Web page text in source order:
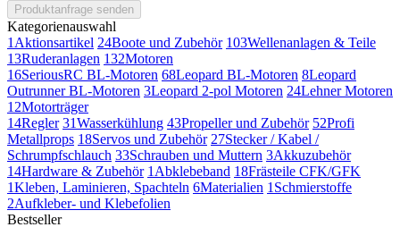
Produktanfrage senden
Kategorienauswahl
1 Aktionsartikel 24Boote und Zubehör 103Wellenanlagen & Teile
13Ruderanlagen 132Motoren
16SeriousRC BL-Motoren 68Leopard BL-Motoren 8Leopard
Outrunner BL-Motoren 3Leopard 2-pol Motoren 24Lehner Motoren
12Motorträger
14Regler 31Wasserkühlung 43Propeller und Zubehör 52Profi
Metallprops 18Servos und Zubehör 27Stecker / Kabel /
Schrumpfschlauch 33Schrauben und Muttern 3Akkuzubehör
14Hardware & Zubehör 1 Abklebeband 18Frästeile CFK/GFK
1Kleben, Laminieren, Spachteln 6Materialien 1 Schmierstoffe
2Aufkleber- und Klebefolien
Bestseller